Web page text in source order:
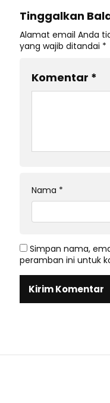
Tinggalkan
Alamat email Anda
yang wajib ditandai *
Komentar *
Nama *
Simpan nama,
peramban ini untuk